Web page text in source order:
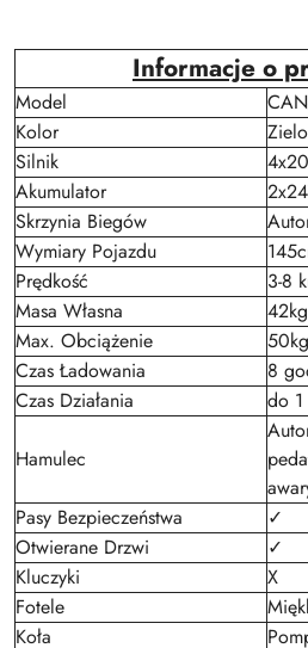
Informacje o
Model
Kolor
Silnik
Akumulator
Skrzynia Biegów
Wymiary Pojazdu
Prędkość
3-8
Masa Własna
42kg
Max. Obciążenie
50kg
Czas Ładowania
8
Czas Działania
do
Hamulec
Pasy Bezpieczeństwa
✓
Otwierane Drzwi
✓
Kluczyki
X
Fotele
Koła